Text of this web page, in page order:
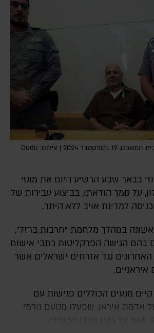
מוטי ממן במהלך דיון בבית המשפט, 19 בספטמבר 2024 | צילום: Dudu
מאשקלון, על סמך הודאתו, בביצוע עבירות של
למדינת אויב ללא היתר.
במהלך מלחמת "חרבות ברזל",
בהם הגישה הפרקליטות כתבי אישום
נגד אזרחים ישראלים אשר
איראניים.
אדמת איראן, שפעלו מטעם גורמי